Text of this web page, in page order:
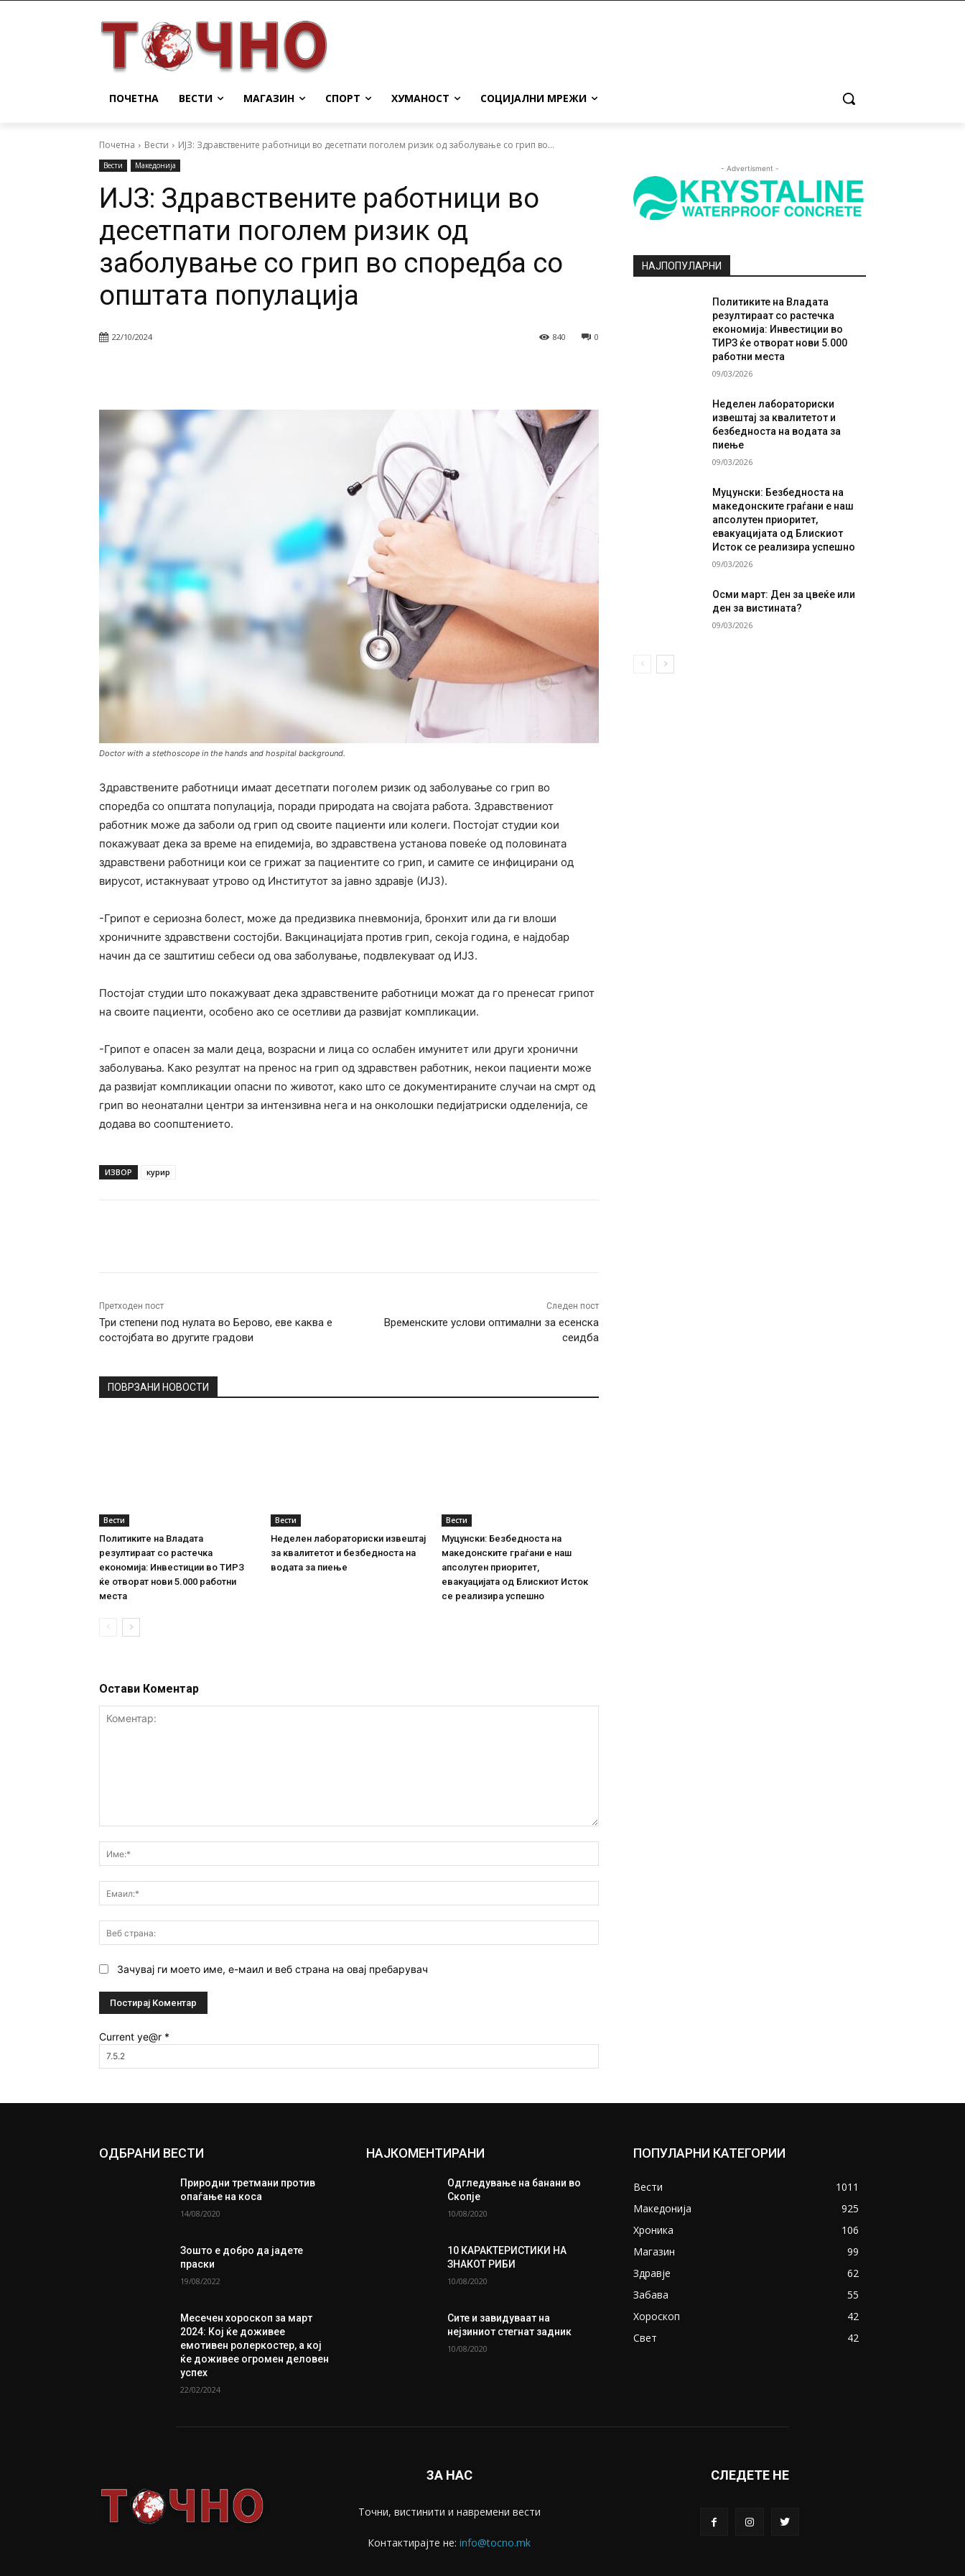
ПОЧЕТНА ВЕСТИ МАГАЗИН СПОРТ ХУМАНОСТ СОЦИЈАЛНИ МРЕЖИ
Почетна Вести ИЈЗ: Здравствените работници во десетпати поголем ризик од заболување со грип во...
Вести Македонија
ИЈЗ: Здравствените работници во
десетпати поголем ризик од
заболување со грип во споредба со
општата популација
22/10/2024 0
840
Doctor with a stethoscope in the hands and hospital background.
Здравствените работници имаат десетпати поголем ризик од заболување со грип во
споредба со општата популација, поради природата на својата работа. Здравствениот
работник може да заболи од грип од своите пациенти или колеги. Постојат студии кои
покажуваат дека за време на епидемија, во здравствена установа повеќе од половината
здравствени работници кои се грижат за пациентите со грип, и самите се инфицирани од
вирусот, истакнуваат утрово од Институтот за јавно здравје (ИЈЗ).
-Грипот е сериозна болест, може да предизвика пневмонија, бронхит или да ги влоши
хроничните здравствени состојби. Вакцинацијата против грип, секоја година, е најдобар
начин да се заштитиш себеси од ова заболување, подвлекуваат од ИЈЗ.
Постојат студии што покажуваат дека здравствените работници можат да го пренесат грипот
на своите пациенти, особено ако се осетливи да развијат компликации.
-Грипот е опасен за мали деца, возрасни и лица со ослабен имунитет или други хронични
заболувања. Како резултат на пренос на грип од здравствен работник, некои пациенти може
да развијат компликации опасни по животот, како што се документираните случаи на смрт од
грип во неонатални центри за интензивна нега и на онколошки педијатриски одделенија, се
додава во соопштението.
ИЗВОР курир
Претходен пост
Три степени под нулата во Берово, еве каква е
состојбата во другите градови
Следен пост
Временските услови оптимални за есенска
сеидба
ПОВРЗАНИ НОВОСТИ
Вести
Политиките на Владата
резултираат со растечка
економија: Инвестиции во ТИРЗ
ќе отворат нови 5.000 работни
места
Вести
Неделен лабораториски извештај
за квалитетот и безбедноста на
водата за пиење
Вести
Муцунски: Безбедноста на
македонските граѓани е наш
апсолутен приоритет,
евакуацијата од Блискиот Исток
се реализира успешно
Остави Коментар
страна:
Зачувај ги моето име, е-маил и веб страна на овај пребарувач
Current ye@r *
- Advertisment -
НАЈПОПУЛАРНИ
Политиките на Владата
резултираат со растечка
економија: Инвестиции во
ТИРЗ ќе отворат нови 5.000
работни места
09/03/2026
Неделен лабораториски
извештај за квалитетот и
безбедноста на водата за
пиење
09/03/2026
Муцунски: Безбедноста на
македонските граѓани е наш
апсолутен приоритет,
евакуацијата од Блискиот
Исток се реализира успешно
09/03/2026
Осми март: Ден за цвеќе или
ден за вистината?
09/03/2026
ОДБРАНИ ВЕСТИ
Природни третмани против
опаѓање на коса
14/08/2020
Зошто е добро да јадете
праски
19/08/2022
Месечен хороскоп за март
2024: Кој ќе доживее
емотивен ролеркостер, а кој
ќе доживее огромен деловен
успех
22/02/2024
НАЈКОМЕНТИРАНИ
Одгледување на банани во
Скопје
10/08/2020
10 КАРАКТЕРИСТИКИ НА
ЗНАКОТ РИБИ
10/08/2020
Сите и завидуваат на
нејзиниот стегнат задник
10/08/2020
ПОПУЛАРНИ КАТЕГОРИИ
Вести
1011
Македонија
925
Хроника
106
Магазин
99
Здравје
62
Забава
55
Хороскоп
42
Свет
42
ЗА НАС
Точни, вистинити и навремени вести
Контактирајте не: info@tocno.mk
СЛЕДЕТЕ НЕ